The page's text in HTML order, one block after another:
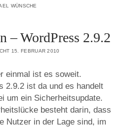
WÜNSCHE
– WordPress 2.9.2
15. FEBRUAR 2010
einmal ist es soweit.
2.9.2 ist da und es handelt
um ein Sicherheitsupdate.
besteht darin, dass
Nutzer in der Lage sind, im